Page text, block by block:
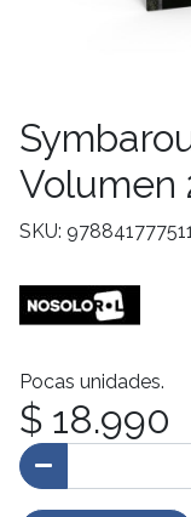
Volumen
SKU:
Pocas unidades.
$ 18.990